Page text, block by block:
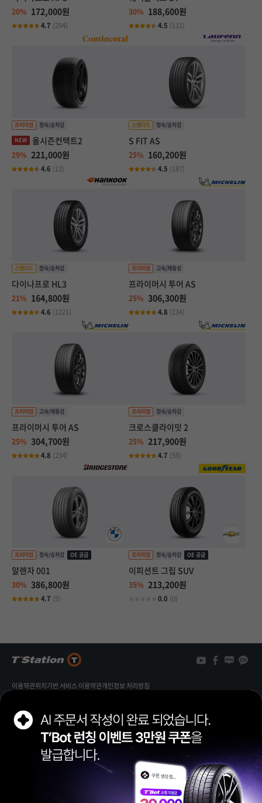
20% 172,000원
4.7 (294)
30% 188,600원
4.5 (111)
올시즌컨택트2
29% 221,000원
4.6 (12)
S FIT AS
25% 160,200원
4.5 (187)
다이나프로 HL3
21% 164,800원
4.6 (1221)
프라이머시 투어 AS
25% 306,300원
4.8 (234)
프라이머시 투어 AS
25% 304,700원
4.8 (234)
크로스클라이밋 2
25% 217,900원
4.7 (55)
알렌자 001
30% 386,800원
4.7 (5)
이피션트 그립 SUV
35% 213,200원
0.0 (0)
이용약관위치기반 서비스 이용약관개인정보 처리방침